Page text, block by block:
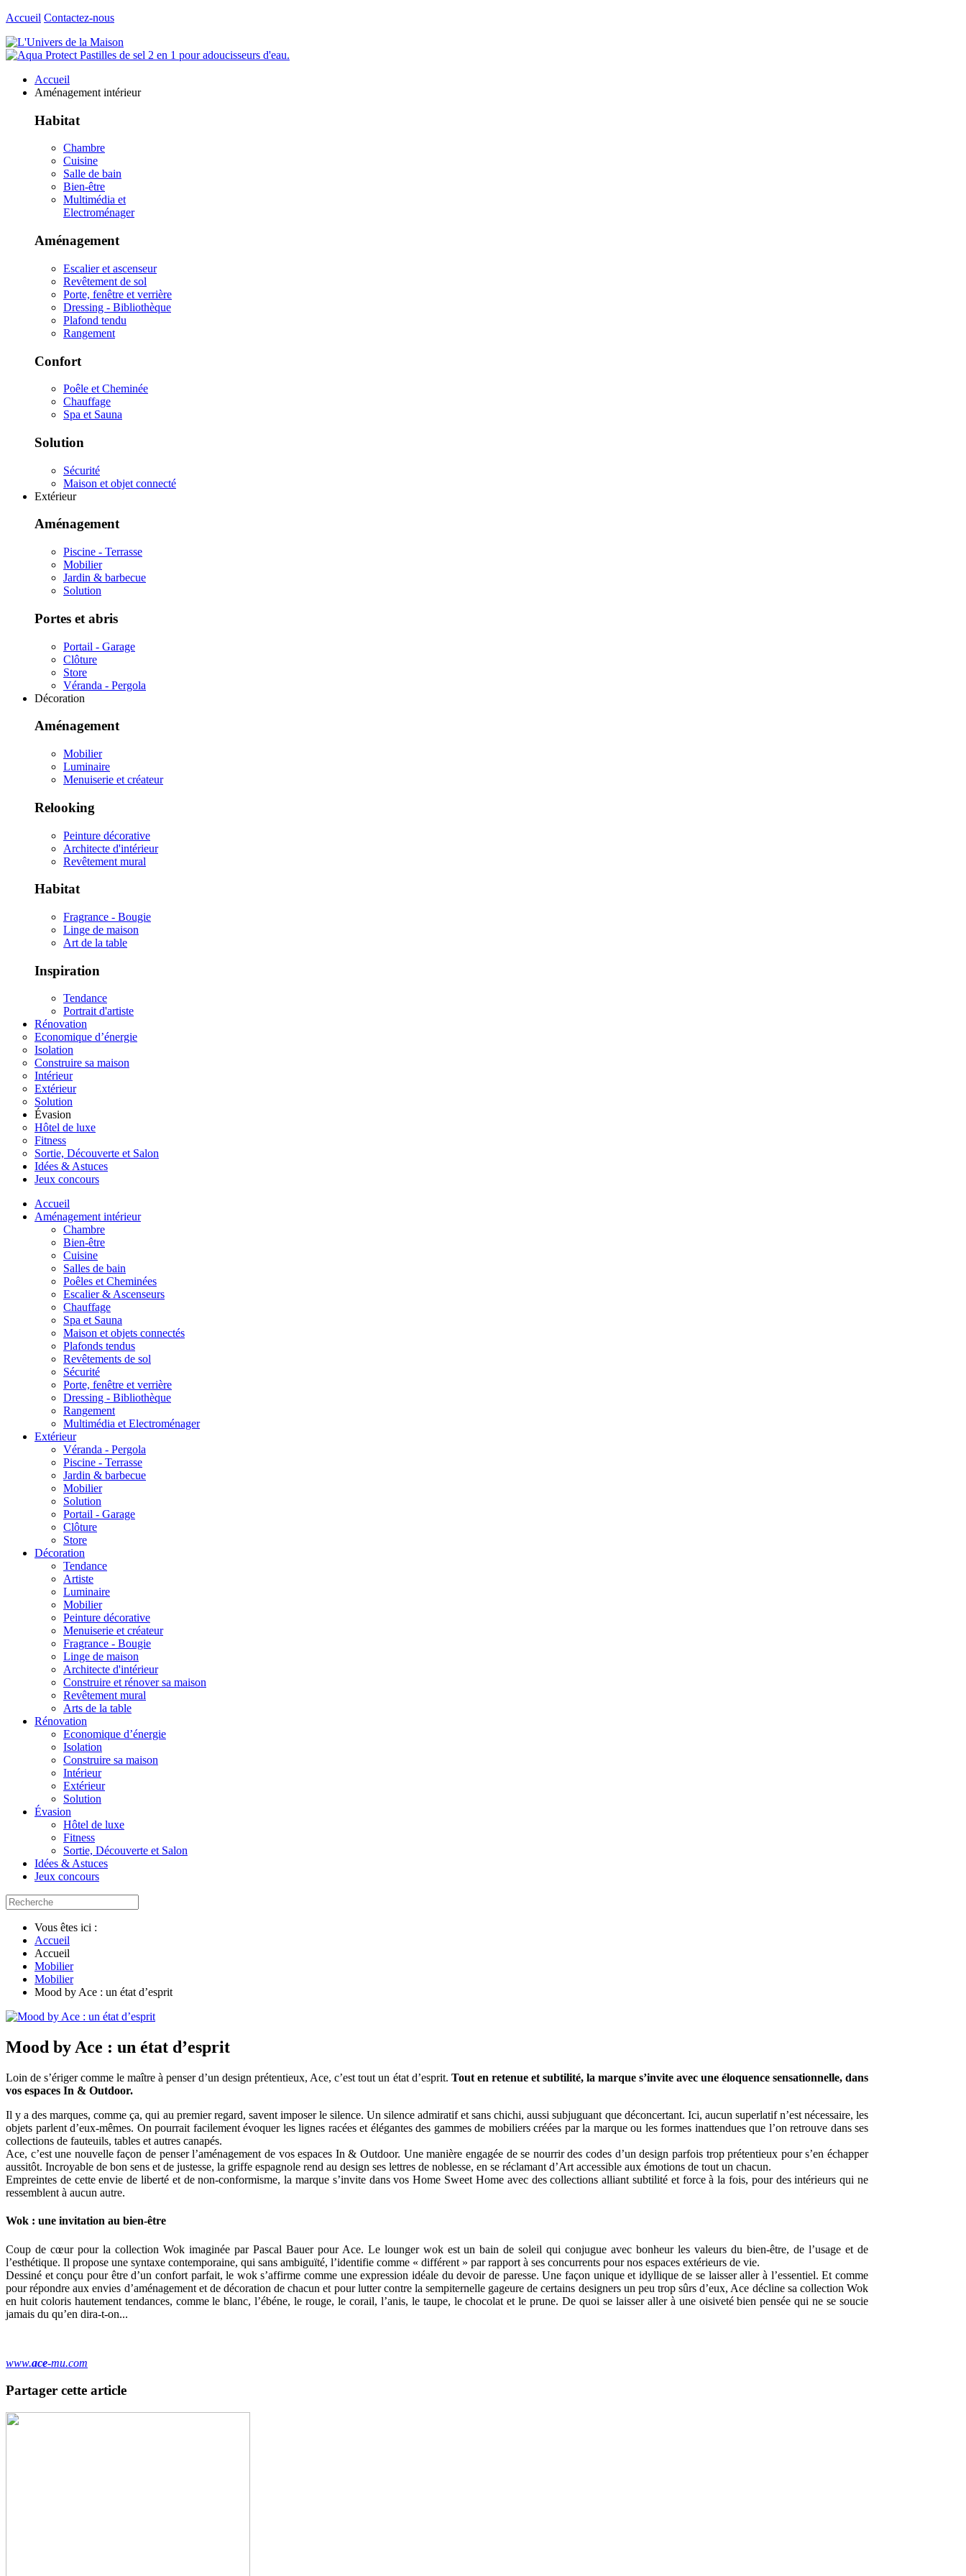
Accueil Contactez-nous
Accueil
Aménagement intérieur
Habitat
Chambre
Cuisine
Salle de bain
Bien-être
Multimédia et
Electroménager
Aménagement
Escalier et ascenseur
Revêtement de sol
Porte, fenêtre et verrière
Dressing - Bibliothèque
Plafond tendu
Rangement
Confort
Poêle et Cheminée
Chauffage
Spa et Sauna
Solution
Sécurité
Maison et objet connecté
Extérieur
Aménagement
Piscine - Terrasse
Mobilier
Jardin & barbecue
Solution
Portes et abris
Portail - Garage
Clôture
Store
Véranda - Pergola
Décoration
Aménagement
Mobilier
Luminaire
Menuiserie et créateur
Relooking
Peinture décorative
Architecte d'intérieur
Revêtement mural
Habitat
Fragrance - Bougie
Linge de maison
Art de la table
Inspiration
Tendance
Portrait d'artiste
Rénovation
Economique d’énergie
Isolation
Construire sa maison
Intérieur
Extérieur
Solution
Évasion
Hôtel de luxe
Fitness
Sortie, Découverte et Salon
Idées & Astuces
Jeux concours
Accueil
Aménagement intérieur
Chambre
Bien-être
Cuisine
Salles de bain
Poêles et Cheminées
Escalier & Ascenseurs
Chauffage
Spa et Sauna
Maison et objets connectés
Plafonds tendus
Revêtements de sol
Sécurité
Porte, fenêtre et verrière
Dressing - Bibliothèque
Rangement
Multimédia et Electroménager
Extérieur
Véranda - Pergola
Piscine - Terrasse
Jardin & barbecue
Mobilier
Solution
Portail - Garage
Clôture
Store
Décoration
Tendance
Artiste
Luminaire
Mobilier
Peinture décorative
Menuiserie et créateur
Fragrance - Bougie
Linge de maison
Architecte d'intérieur
Construire et rénover sa maison
Revêtement mural
Arts de la table
Rénovation
Economique d’énergie
Isolation
Construire sa maison
Intérieur
Extérieur
Solution
Évasion
Hôtel de luxe
Fitness
Sortie, Découverte et Salon
Idées & Astuces
Jeux concours
Vous êtes ici :
Accueil
Accueil
Mobilier
Mobilier
Mood by Ace : un état d’esprit
Mood by Ace : un état d’esprit
Loin de s’ériger comme le maître à penser d’un design prétentieux, Ace, c’est tout un état d’esprit. Tout en retenue et subtilité, la marque s’invite avec une éloquence sensationnelle, dans
vos espaces In & Outdoor.
Il y a des marques, comme ça, qui au premier regard, savent imposer le silence. Un silence admiratif et sans chichi, aussi subjuguant que déconcertant. Ici, aucun superlatif n’est nécessaire, les
objets parlent d’eux-mêmes. On pourrait facilement évoquer les lignes racées et élégantes des gammes de mobiliers créées par la marque ou les formes inattendues que l’on retrouve dans ses
collections de fauteuils, tables et autres canapés.
Ace, c’est une nouvelle façon de penser l’aménagement de vos espaces In & Outdoor. Une manière engagée de se nourrir des codes d’un design parfois trop prétentieux pour s’en échapper
aussitôt. Incroyable de bon sens et de justesse, la griffe espagnole rend au design ses lettres de noblesse, en se réclamant d’Art accessible aux émotions de tout un chacun.
Empreintes de cette envie de liberté et de non-conformisme, la marque s’invite dans vos Home Sweet Home avec des collections alliant subtilité et force à la fois, pour des intérieurs qui ne
ressemblent à aucun autre.
Wok : une invitation au bien-être
Coup de cœur pour la collection Wok imaginée par Pascal Bauer pour Ace. Le lounger wok est un bain de soleil qui conjugue avec bonheur les valeurs du bien-être, de l’usage et de
l’esthétique. Il propose une syntaxe contemporaine, qui sans ambiguïté, l’identifie comme « différent » par rapport à ses concurrents pour nos espaces extérieurs de vie.
Dessiné et conçu pour être d’un confort parfait, le wok s’affirme comme une expression idéale du devoir de paresse. Une façon unique et idyllique de se laisser aller à l’essentiel. Et comme
pour répondre aux envies d’aménagement et de décoration de chacun et pour lutter contre la sempiternelle gageure de certains designers un peu trop sûrs d’eux, Ace décline sa collection Wok
en huit coloris hautement tendances, comme le blanc, l’ébéne, le rouge, le corail, l’anis, le taupe, le chocolat et le prune. De quoi se laisser aller à une oisiveté bien pensée qui ne se soucie
jamais du qu’en dira-t-on...
www.ace-mu.com
Partager cette article